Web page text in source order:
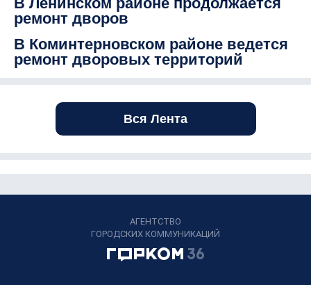
ремонт дворов
В Коминтерновском районе ведется
ремонт дворовых территорий
Вся Лента
АГЕНТСТВО
ГОРОДСКИХ КОММУНИКАЦИЙ